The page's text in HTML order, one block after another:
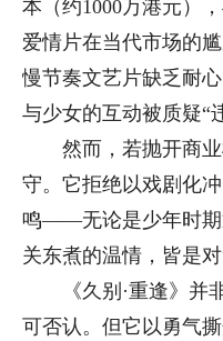
本（约1000万港元）
爱情片在当代市场的
慢节奏文艺片缺乏耐
与少女的互动被质疑“
然而，若抛开商业
守。它拒绝以戏剧化
鸣——无论是少年时期
关东煮的温情，皆是对
《久别·重逢》并非
可否认。但它以勇气